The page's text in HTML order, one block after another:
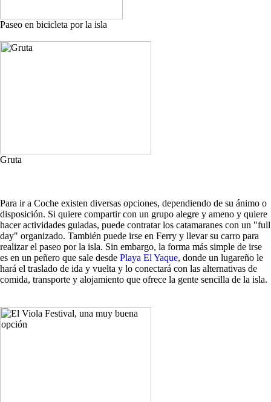
Paseo en bicicleta por la isla
Gruta
Para ir a Coche existen diversas opciones, dependiendo de su ánimo o
disposición. Si quiere compartir con un grupo alegre y ameno y quiere
hacer actividades guiadas, puede contratar los catamaranes con un "full
day" organizado. También puede irse en Ferry y llevar su carro para
realizar el paseo por la isla. Sin embargo, la forma más simple de irse
es en un peñero que sale desde Playa El Yaque, donde un lugareño le
hará el traslado de ida y vuelta y lo conectará con las alternativas de
comida, transporte y alojamiento que ofrece la gente sencilla de la isla.